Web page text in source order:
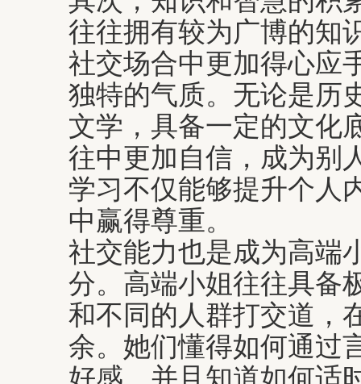
往往拥有较为广博的知
社交场合中更加得心应
独特的气质。无论是历
文学，具备一定的文化
往中更加自信，成为别
学习不仅能够提升个人
中赢得尊重。
社交能力也是成为高端
分。高端小姐往往具备
和不同的人群打交道，
余。她们懂得如何通过
好感，并且知道如何适